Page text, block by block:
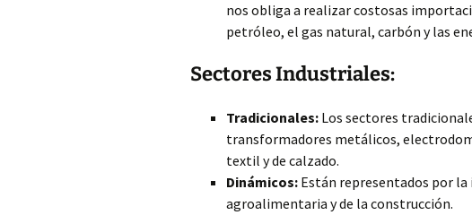
nos obliga a realizar costosas
petróleo, el gas natural, carbón y las
Sectores Industriales:
Tradicionales: Los sectores
transformadores metálicos,
textil y de calzado.
Dinámicos: Están representados por
agroalimentaria y de la construcción.